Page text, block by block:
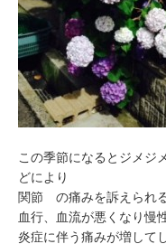
この季節になるとジメジ
どにより
関節 の痛みを訴えられ
血行、血流が悪くなり慢
炎症に伴う痛みが増して